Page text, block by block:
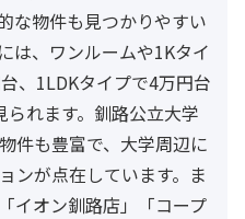
な物件も見つかりやすい
は、ワンルームや1Kタイ
、1LDKタイプで4万円台
れます。釧路公立大学
件も豊富で、大学周辺に
ンが点在しています。ま
イオン釧路店」「コープ